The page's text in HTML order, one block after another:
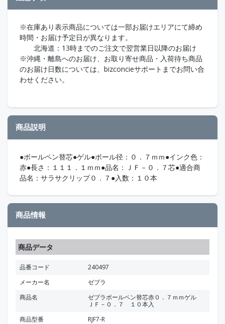
※在庫あり表示商品については一部お届けエリアにて締め
時間・お届け予定日が異なります。
北海道：13時までのご注文で翌営業日以降のお届け
※沖縄・離島へのお届け、お取り寄せ商品・入荷待ち商品
のお届け日数については、bizconcieサポートまでお問い合
わせください。
商品説明
●ボールペン替芯●ゲル●ボール径：０．７ｍｍ●インク色：
赤●長さ：１１１．１ｍｍ●品名：ＪＦ－０．７芯●適合商
品名：サラサクリップ０．７●入数：１０本
商品情報
商品データ
品番コード
240497
メーカー名
ゼブラ
商品名
ゼブラボールペン替芯赤０．７ｍｍゲル
ＪＦ－０．７ １０本入
商品型番
RJF7-R